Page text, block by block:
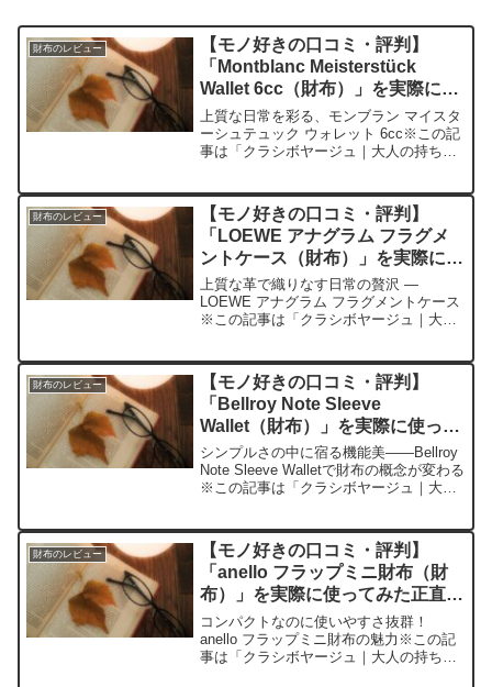
財布のレビュー
【モノ好きの口コミ・評判】
「Montblanc Meisterstück
Wallet 6cc（財布）」を実際に使
ってみた正直感想
上質な日常を彩る、モンブラン マイスタ
ーシュテュック ウォレット 6cc※この記
事は「クラシボヤージュ｜大人の持ち物
日、編集部が紹介したいのが
「Montblanc Me...
財布のレビュー
【モノ好きの口コミ・評判】
「LOEWE アナグラム フラグメ
ントケース（財布）」を実際に使
ってみた正直感想
上質な革で織りなす日常の贅沢 ―
LOEWE アナグラム フラグメントケース
※この記事は「クラシボヤージュ｜大人
口コミ財布選びに悩んでいた私がついに
出会ったのが「LOE...
財布のレビュー
【モノ好きの口コミ・評判】
「Bellroy Note Sleeve
Wallet（財布）」を実際に使って
みた正直感想
シンプルさの中に宿る機能美——Bellroy
Note Sleeve Walletで財布の概念が変わる
※この記事は「クラシボヤージュ｜大人
口コミ今日、編集部が紹介したい...
財布のレビュー
【モノ好きの口コミ・評判】
「anello フラップミニ財布（財
布）」を実際に使ってみた正直感
想
コンパクトなのに使いやすさ抜群！
anello フラップミニ財布の魅力※この記
事は「クラシボヤージュ｜大人の持ち物